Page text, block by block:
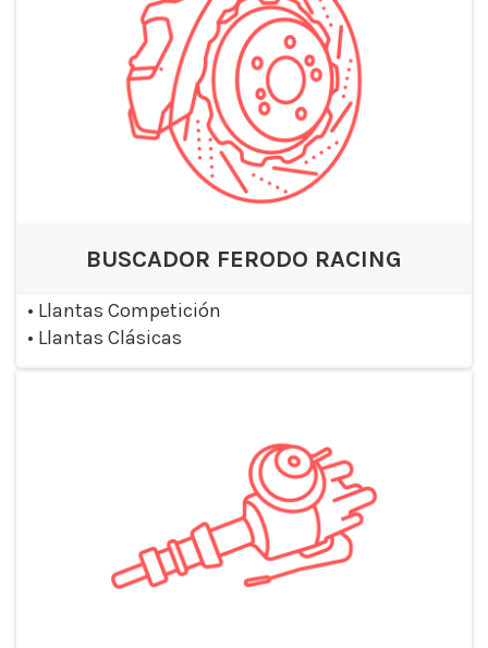
BUSCADOR FERODO RACING
• Llantas Competición
• Llantas Clásicas